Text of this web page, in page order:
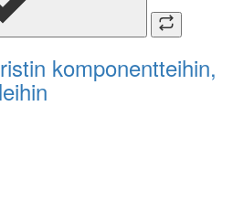
komponentteihin,